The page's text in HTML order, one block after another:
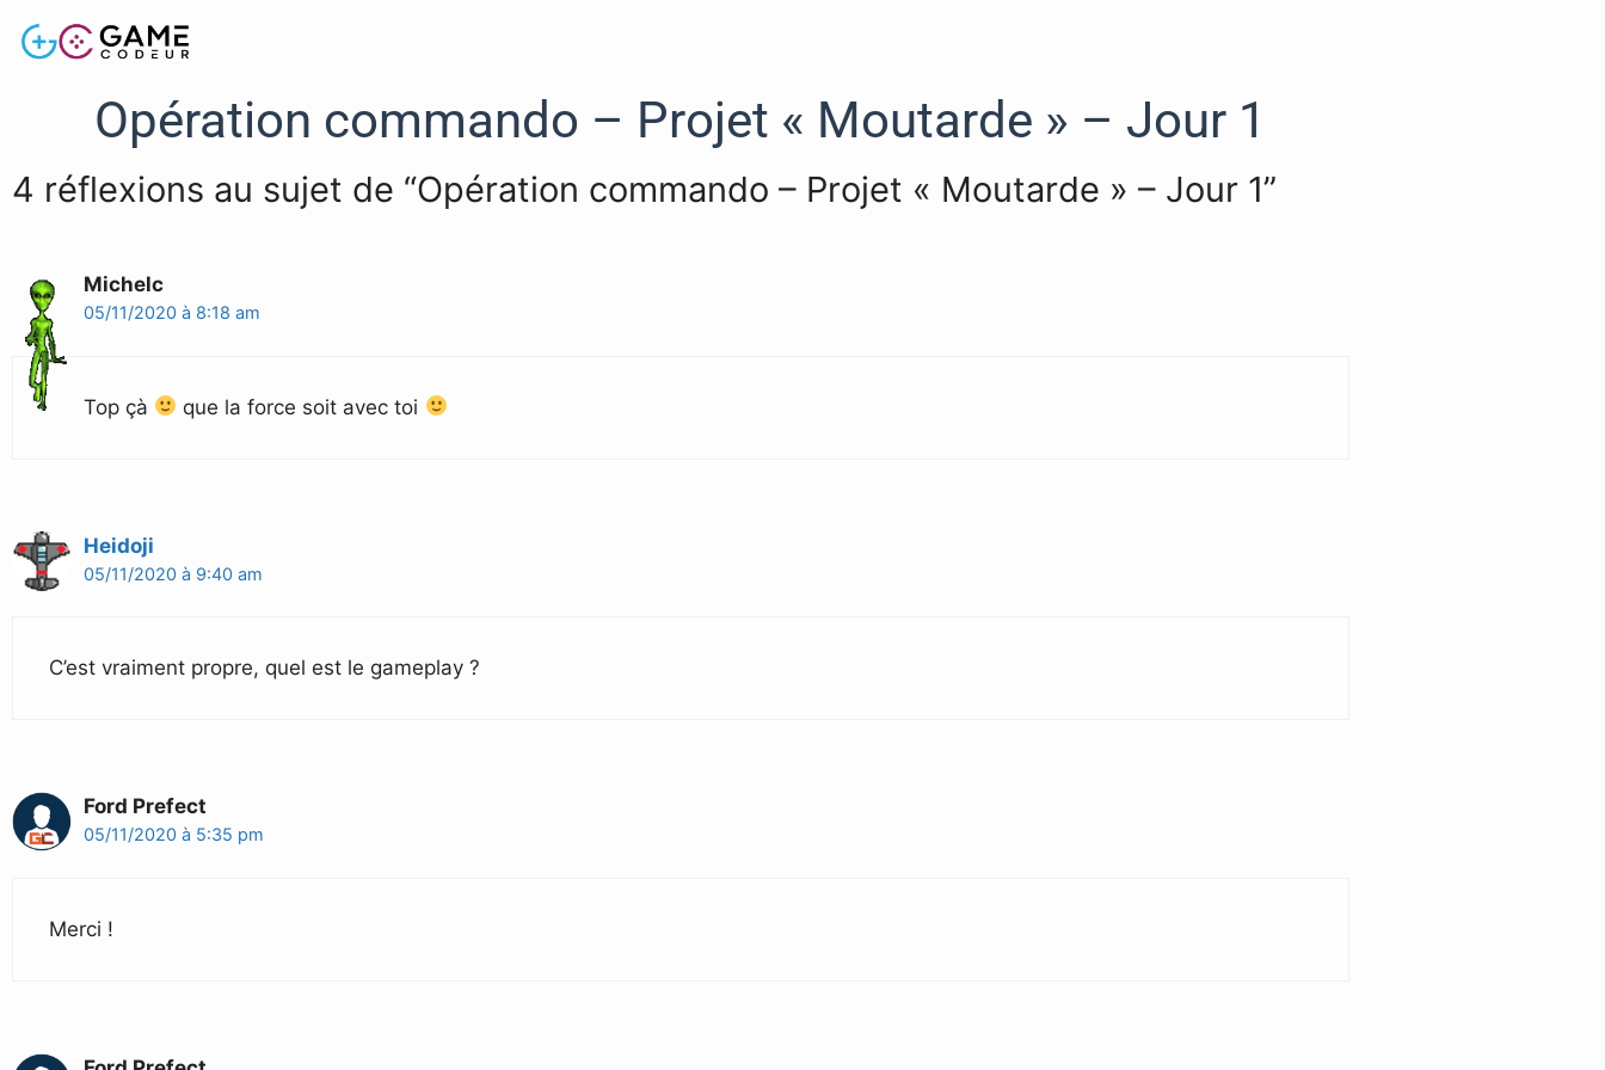
Opération commando – Projet « Moutarde » – Jour 1
4 réflexions au sujet de “Opération commando – Projet « Moutarde » – Jour 1”
Michelc
05/11/2020 à 8:18 am
Top çà que la force soit avec toi
Heidoji
05/11/2020 à 9:40 am
C’est vraiment propre, quel est le gameplay ?
Ford Prefect
05/11/2020 à 5:35 pm
Merci !